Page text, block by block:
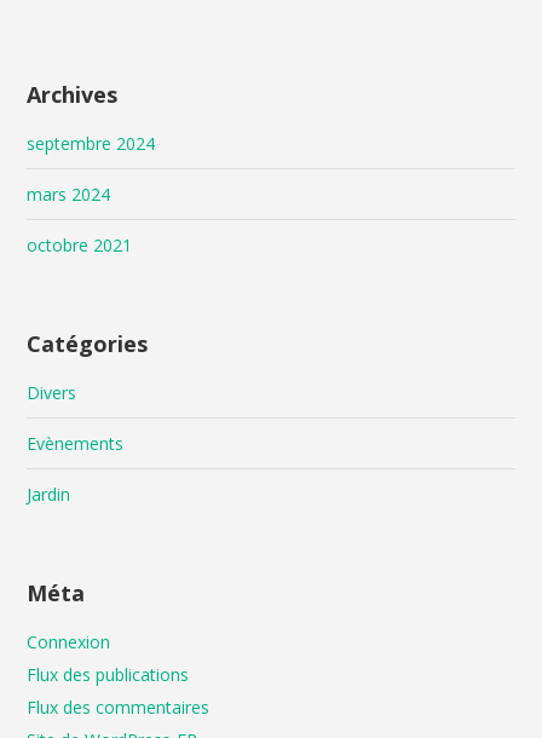
Archives
septembre 2024
mars 2024
octobre 2021
Catégories
Divers
Evènements
Jardin
Méta
Connexion
Flux des publications
Flux des commentaires